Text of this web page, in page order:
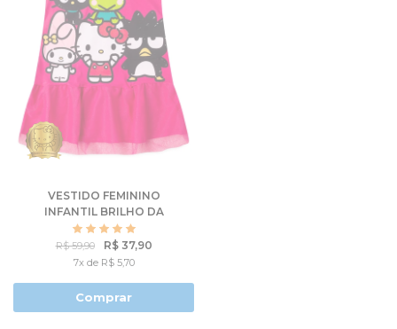
VESTIDO FEMININO
INFANTIL BRILHO DA
AMIZADE - HELLO KITTY
R$ 59,90 R$ 37,90
7x de R$ 5,70
Comprar